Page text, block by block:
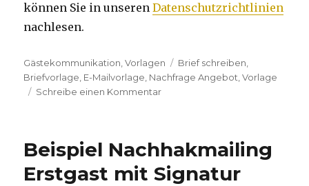
können Sie in unserenDatenschutzrichtlinien
nachlesen.
Kategorien
Gästekommunikation ,Vorlagen Tags
Brief schreiben
Briefvorlage E-Mailvorlage Nachfrage Angebot ,Vorlage
Schreibe einen Kommentar
mit
Signatur
Beispiel Nachhakmailing
Erstgast mit Signatur